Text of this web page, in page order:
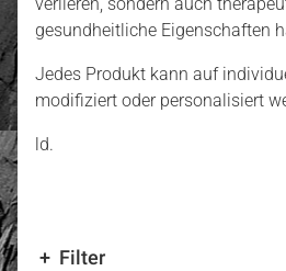
verlieren, sondern auch
gesundheitliche Eigenschaften
Jedes Produkt kann auf
modifiziert oder personalisiert
ld.
Filter